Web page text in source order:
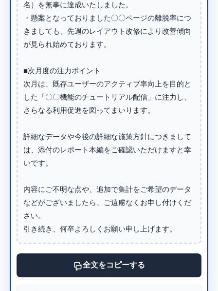
名）を無事に達成いたしました。
・懸案となっておりました〇〇ページの離脱率につ
きましても、先週のレイアウト改修により改善傾向
が見られ始めております。
■次月度の注力ポイント
次月は、既存ユーザーのアクティブ率向上を目的と
した「〇〇機能のチュートリアル配信」に注力し、
さらなる利用促進を図ってまいります。
詳細なデータや今後の詳細な施策方針につきまして
は、添付のレポート本編をご確認いただけますと幸
いです。
内容にご不明な点や、追加で集計をご希望のデータ
などがございましたら、ご遠慮なくお申し付けくだ
さい。
引き続き、何卒よろしくお願い申し上げます。
全文をコピーする